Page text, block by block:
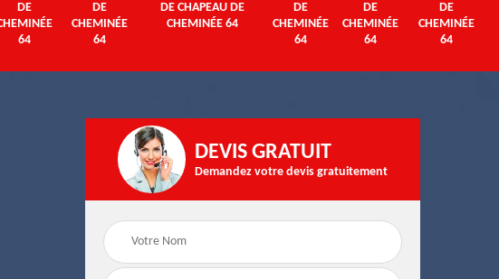
DE
64
DE
CHEMINÉE
64
DE CHAPEAU DE
CHEMINÉE 64
DE
CHEMINÉE
64
DE
CHEMINÉE
64
DE
CHEMINÉE
64
Poseur et pose de
poêle à bois et
DEVIS GRATUIT
Demandez votre devis gratuitement